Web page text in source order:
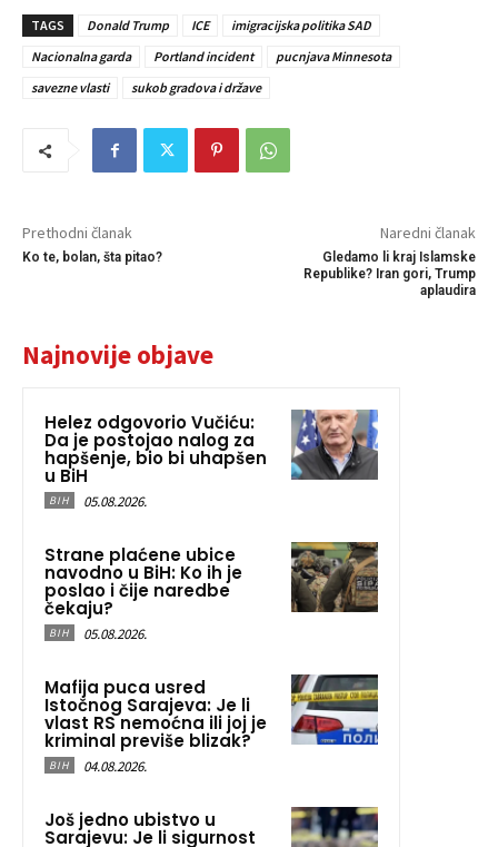
TAGS Donald Trump ICE
imigracijska politika SAD
Nacionalna garda
Portland incident
pucnjava Minnesota
savezne vlasti
sukob gradova i države
Prethodni članak
Ko te, bolan, šta pitao?
Naredni članak
Gledamo li kraj Islamske
Republike? Iran gori, Trump
aplaudira
Najnovije objave
Helez odgovorio Vučiću:
Da je postojao nalog za
hapšenje, bio bi uhapšen
u BiH
BIH 05.08.2026.
Strane plaćene ubice
navodno u BiH: Ko ih je
poslao i čije naredbe
čekaju?
BIH 05.08.2026.
Mafija puca usred
Istočnog Sarajeva: Je li
vlast RS nemoćna ili joj je
kriminal previše blizak?
BIH 04.08.2026.
Još jedno ubistvo u
Sarajevu: Je li sigurnost